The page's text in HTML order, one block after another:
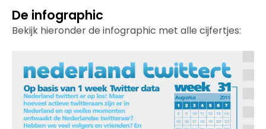
De infographic
Bekijk hieronder de infographic met alle cijfertjes: